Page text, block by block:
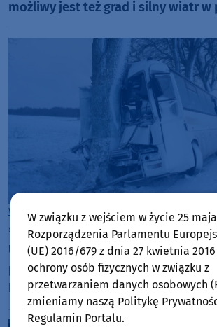
możliwy jest też grad i silny wiatr w
Woj. Pomorskie
środa, 22 lipca 2026, 09:27
Uniewinnienie po prawie 13 latach.
proces po tragicznym wypadku
Przechlewo
W związku z wejściem w życie 25
Rozporządzenia Parlamentu
(UE) 2016/679 z dnia 27 kwietnia
ochrony osób fizycznych w związku z
przetwarzaniem danych osobowych
zmieniamy naszą Politykę
Regulamin Portalu.